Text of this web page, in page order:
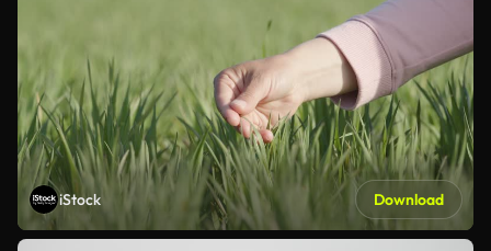
iStock Download